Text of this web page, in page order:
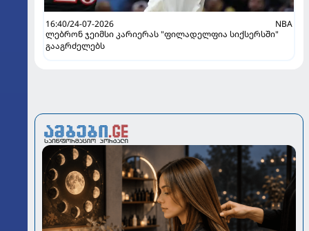
16:40/24-07-2026
NBA
ლებრონ ჯეიმსი კარიერას "ფილადელფია სიქსერსში"
გააგრძელებს